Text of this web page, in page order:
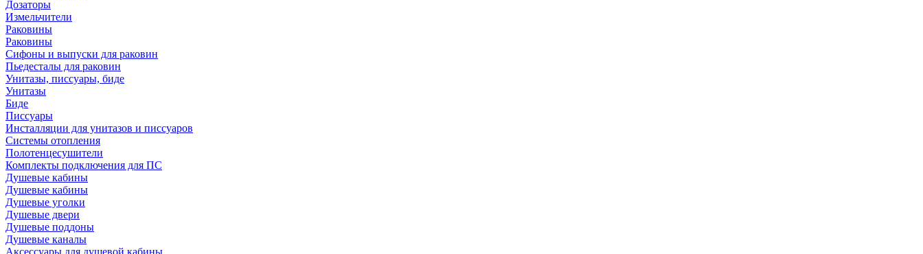
Дозаторы
Измельчители
Раковины
Раковины
Сифоны и выпуски для раковин
Пьедесталы для раковин
Унитазы, писсуары, биде
Унитазы
Биде
Писсуары
Инсталляции для унитазов и писсуаров
Системы отопления
Полотенцесушители
Комплекты подключения для ПС
Душевые кабины
Душевые кабины
Душевые уголки
Душевые двери
Душевые поддоны
Душевые каналы
Аксессуары для душевой кабины